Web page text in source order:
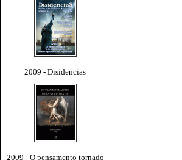
2009 - Disidencias
2009 - O pensamento tornado